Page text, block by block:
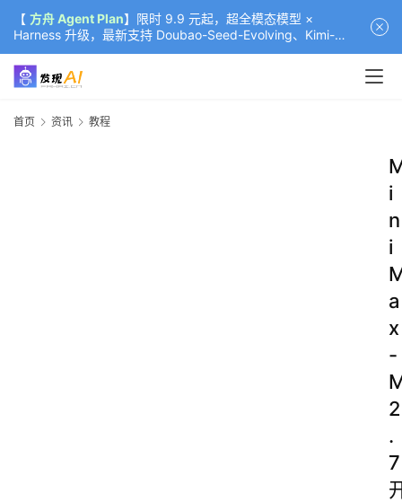
【 方舟 Agent Plan】限时 9.9 元起，超全模态模型 ×
Harness 升级，最新支持 Doubao-Seed-Evolving、Kimi-
K3（部分）、GLM-5.2
首页 资讯 教程
i
n
i
a
x
-
2
.
7